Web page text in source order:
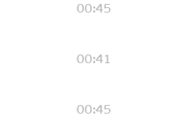
00:45
00:41
00:45